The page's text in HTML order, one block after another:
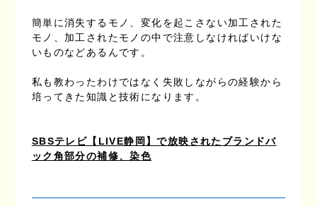
簡単に消失するモノ、変化を起こさない加工された
モノ、加工されたモノの中で注意しなければいけな
いものなどあるんです。
私も教わったわけではなく失敗しながらの経験から
培ってきた知識と技術になります。
SBSテレビ【LIVE静岡】で放映されたブランドバ
ック角部分の補修、染色